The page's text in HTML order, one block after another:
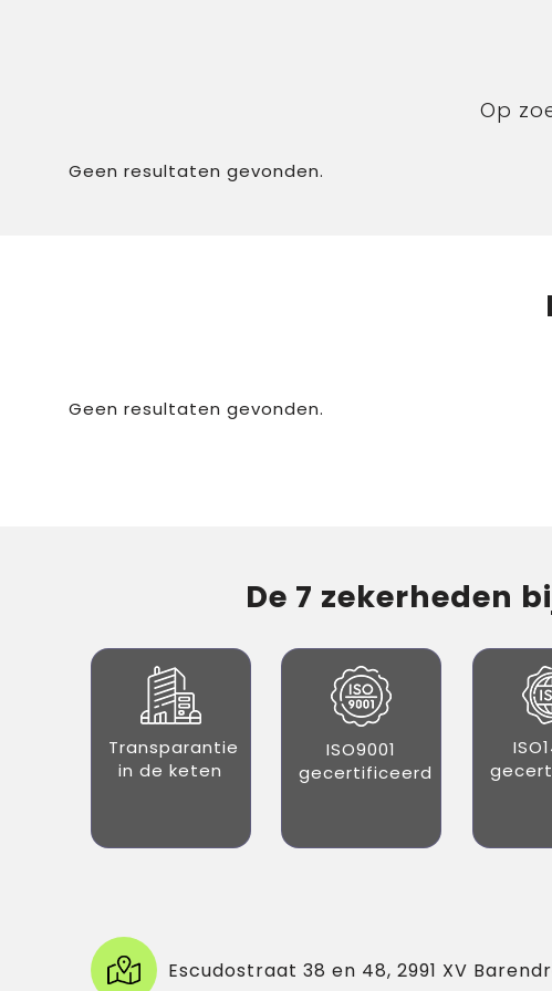
Op
Geen resultaten gevonden.
Geen resultaten gevonden.
De 7 zekerheden
Transparantie
in de keten
ISO9001
gecertificeerd
Escudostraat 38 en 48, 2991 XV